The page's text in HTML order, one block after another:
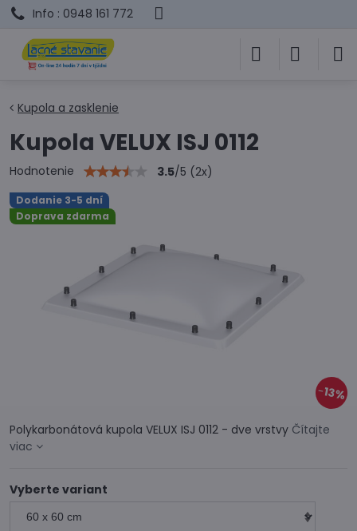
Info : 0948 161 772
Dodanie 3-5 dní
Doprava zdarma
13%
Kupola a zasklenie
Kupola VELUX ISJ 0112
Hodnotenie 3.5/5 (2x)
Polykarbonátová kupola VELUX ISJ 0112 - dve vrstvy Čítajte
viac
Vyberte variant